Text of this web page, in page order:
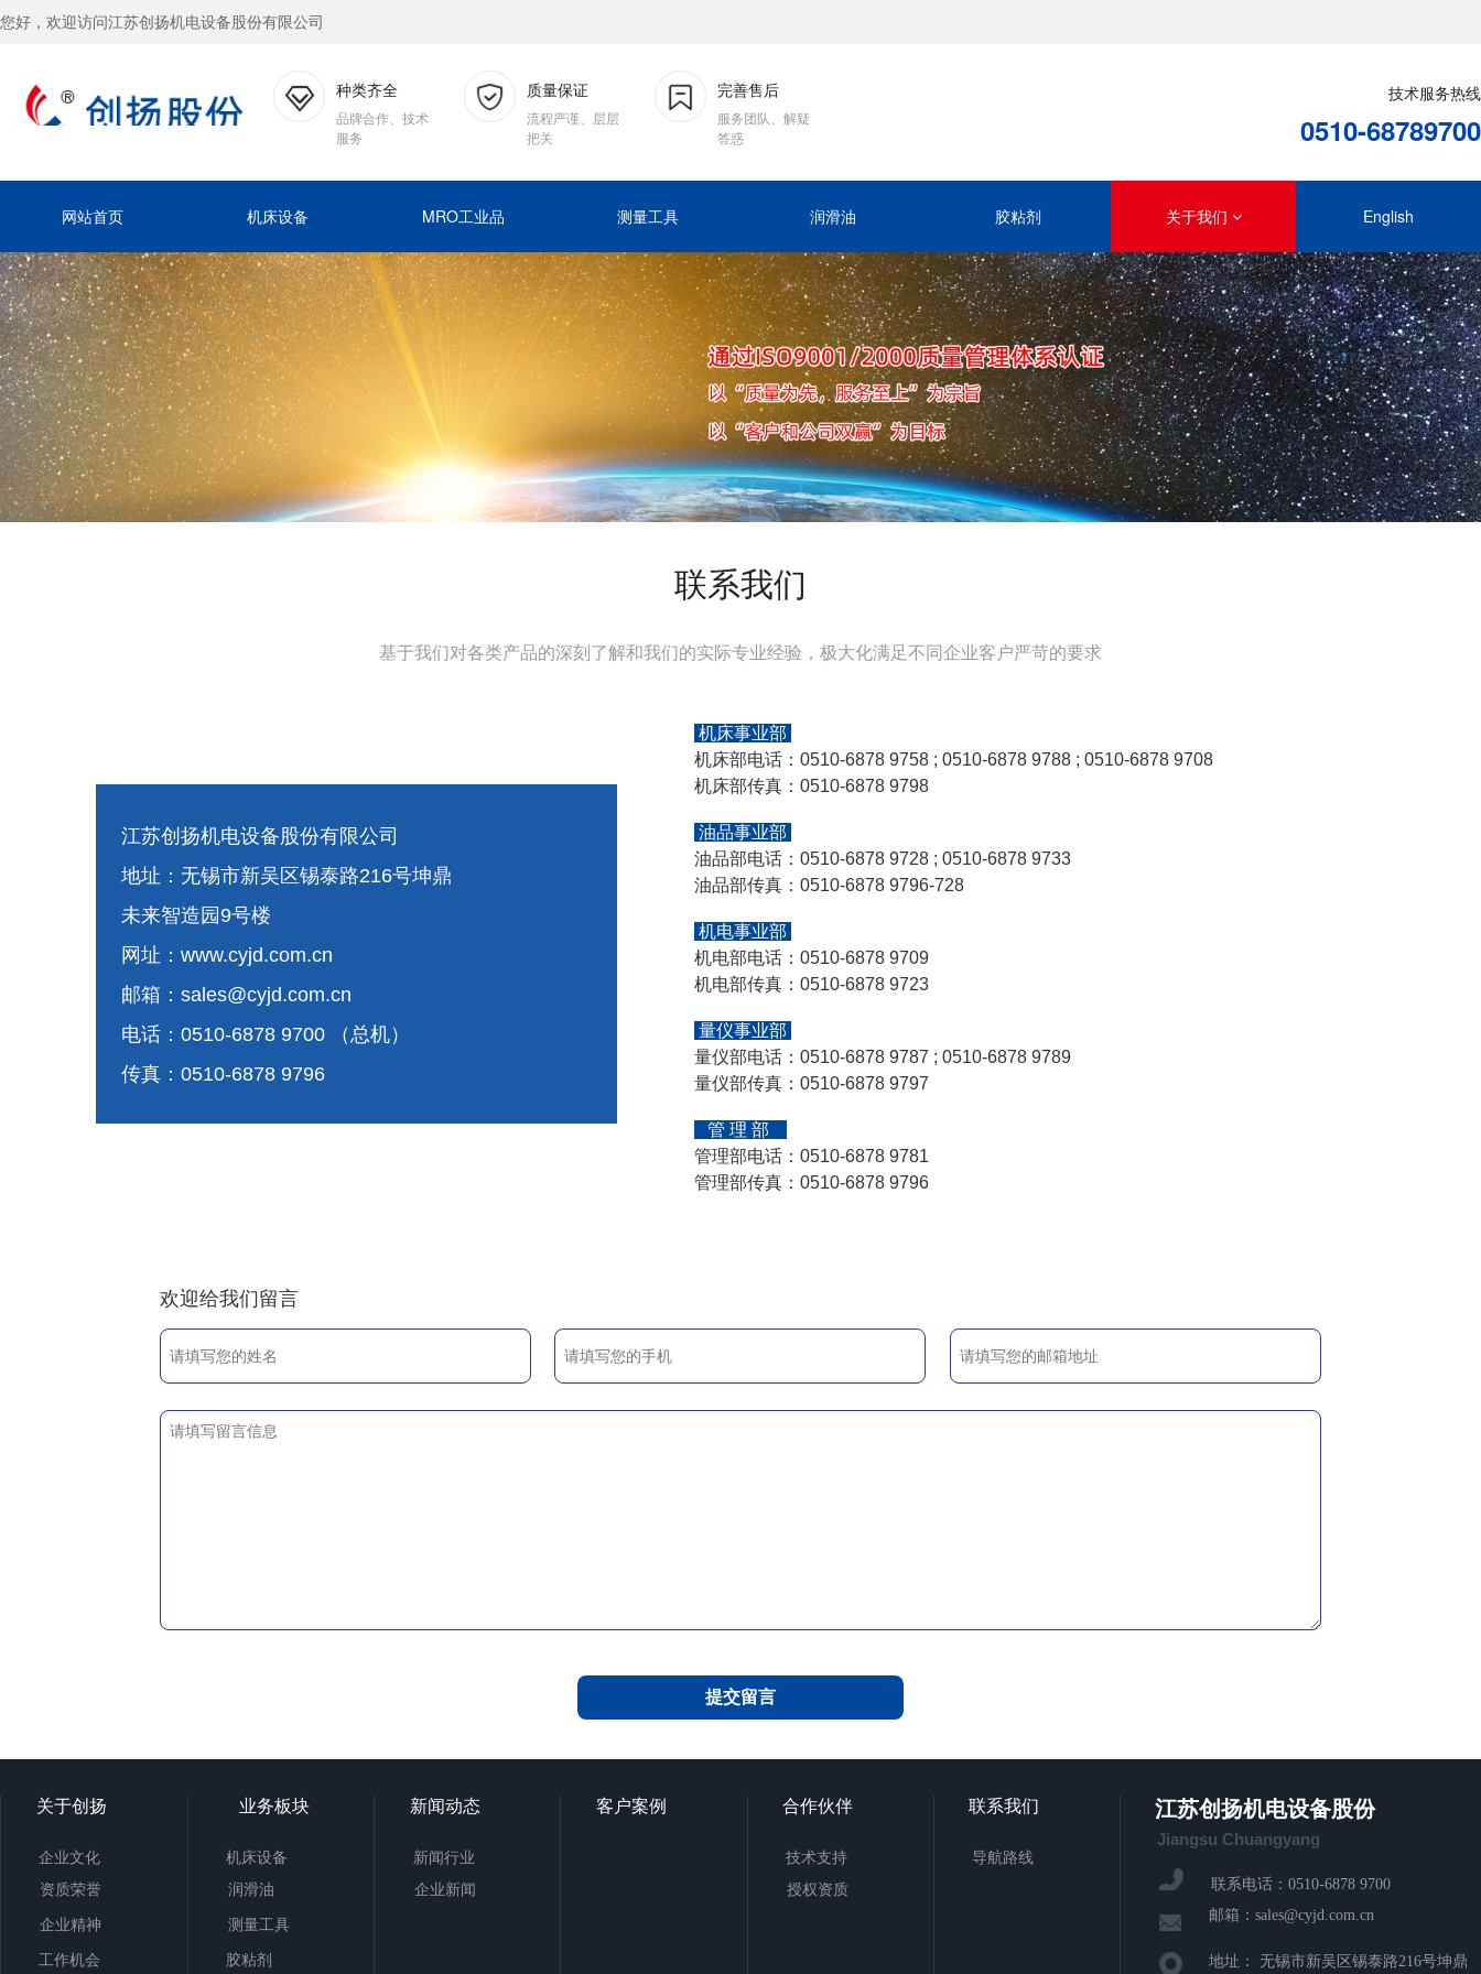
您好，欢迎访问江苏创扬机电设备股份有限公司
网站首页 机床设备 MRO工业品 测量工具 润滑油 胶粘剂 关于我们 English
种类齐全
品牌合作、技术
服务
质量保证
流程严谨、层层
把关
完善售后
服务团队、解疑
答惑
技术服务热线
0510-68789700
联系我们
基于我们对各类产品的深刻了解和我们的实际专业经验，极大化满足不同企业客户严苛的要求
江苏创扬机电设备股份有限公司
地址：无锡市新吴区锡泰路216号坤鼎
未来智造园9号楼
网址：www.cyjd.com.cn
邮箱：sales@cyjd.com.cn
电话：0510-6878 9700 （总机）
传真：0510-6878 9796
机床事业部
机床部电话：0510-6878 9758 ; 0510-6878 9788 ; 0510-6878 9708
机床部传真：0510-6878 9798
油品事业部
油品部电话：0510-6878 9728 ; 0510-6878 9733
油品部传真：0510-6878 9796-728
机电事业部
机电部电话：0510-6878 9709
机电部传真：0510-6878 9723
量仪事业部
量仪部电话：0510-6878 9787 ; 0510-6878 9789
量仪部传真：0510-6878 9797
管 理 部
管理部电话：0510-6878 9781
管理部传真：0510-6878 9796
欢迎给我们留言
关于创扬
企业文化
资质荣誉
企业精神
工作机会
业务板块
机床设备
润滑油
测量工具
胶粘剂
新闻动态
新闻行业
企业新闻
客户案例 合作伙伴
技术支持
授权资质
联系我们
导航路线
江苏创扬机电设备股份
Jiangsu Chuangyang
联系电话：0510-6878 9700
邮箱：sales@cyjd.com.cn
地址： 无锡市新吴区锡泰路216号坤鼎